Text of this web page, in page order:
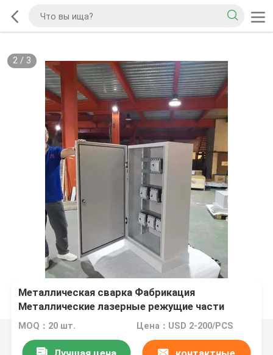
2/ 3
Металлическая сварка Фабрикация
Металлические лазерные режущие части
Стальная пластиковая коробка ABS
MOQ：20 шт. Цена：USD 2-200/PCS